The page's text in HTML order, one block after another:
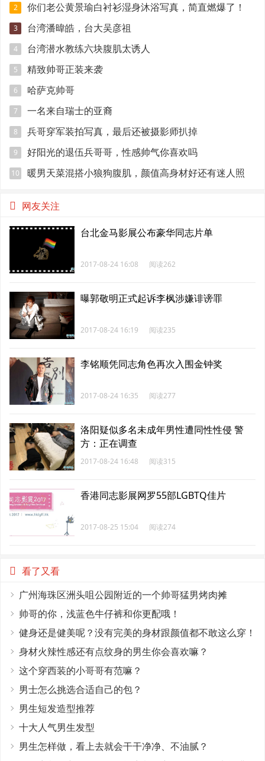
2 你们老公黄景瑜白衬衫湿身沐浴写真，简直燃爆了！
3 台湾潘暐皓，台大吴彦祖
4 台湾潜水教练六块腹肌太诱人
5 精致帅哥正装来袭
6 哈萨克帅哥
7 一名来自瑞士的亚裔
8 兵哥穿军装拍写真，最后还被摄影师扒掉
9 好阳光的退伍兵哥哥，性感帅气你喜欢吗
10 暖男天菜混搭小狼狗腹肌，颜值高身材好还有迷人照
网友关注
台北金马影展公布豪华同志片单
2017-08-24 16:08 阅读262
曝郭敬明正式起诉李枫涉嫌诽谤罪
2017-08-24 16:19 阅读235
李铭顺凭同志角色再次入围金钟奖
2017-08-24 16:35 阅读277
洛阳疑似多名未成年男性遭同性性侵 警
方：正在调查
2017-08-24 16:48 阅读315
香港同志影展网罗55部LGBTQ佳片
2017-08-25 15:04 阅读274
看了又看
广州海珠区洲头咀公园附近的一个帅哥猛男烤肉摊
帅哥的你，浅蓝色牛仔裤和你更配哦！
健身还是健美呢？没有完美的身材跟颜值都不敢这么穿！
身材火辣性感还有点纹身的男生你会喜欢嘛？
这个穿西装的小哥哥有范嘛？
男士怎么挑选合适自己的包？
男生短发造型推荐
十大人气男生发型
男生怎样做，看上去就会干干净净、不油腻？